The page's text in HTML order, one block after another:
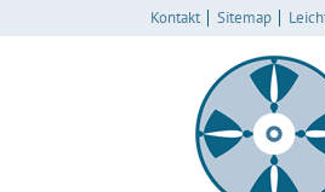
Kontakt Sitemap